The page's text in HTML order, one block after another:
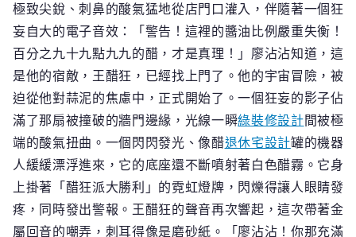
極致尖銳、刺鼻的酸氣猛地從店門口灌入，伴隨著一個狂
妄自大的電子音效：「警告！這裡的醬油比例嚴重失衡！
百分之九十九點九九的醋，才是真理！」廖沾沾知道，這
是他的宿敵，王醋狂，已經找上門了。他的宇宙冒險，被
迫從他對蒜泥的焦慮中，正式開始了。一個狂妄的影子佔
滿了那扇被撞破的牆門邊緣，光線一瞬綠裝修設計間被極
端的酸氣扭曲。一個閃閃發光、像醋退休宅設計罐的機器
人緩緩漂浮進來，它的底座還不斷噴射著白色醋霧。它身
上掛著「醋狂派大勝利」的霓虹燈牌，閃爍得讓人眼睛發
疼，同時發出警報。王醋狂的聲音再次響起，這次帶著金
屬回音的嘲弄，刺耳得像是磨砂紙。「廖沾沾！你那充滿